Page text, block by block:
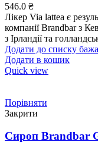
546.0 ₴
Лікер Via lattea є
компанії Brandbar з
з Ірландії та
Додати до списку
Додати в кошик
Quick view
Порівняти
Закрити
Сироп Brandbar